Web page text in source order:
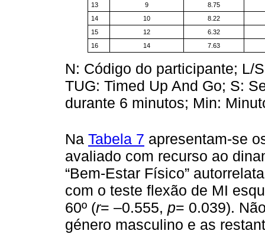
13
9
8.75
14
10
8.22
15
12
6.32
16
14 7.63
N: Código do participante; L/
TUG: Timed Up And Go; S:
durante 6 minutos; Min:
Na Tabela 7 apresentam-se
avaliado com recurso ao
“Bem-Estar Físico”
com o teste flexão de MI
60º (r= –0.555, p= 0.039).
género masculino e as